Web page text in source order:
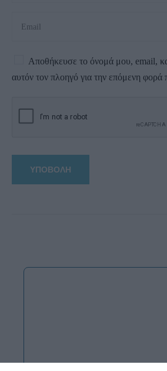
Αποθήκευσε το όνομά μου, email,
αυτόν τον πλοηγό για την επόμενη